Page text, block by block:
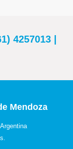
4257013 |
Mendoza